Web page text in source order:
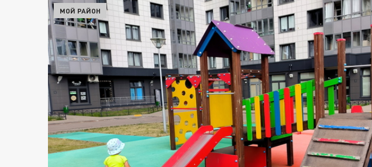
МОЙ РАЙОН